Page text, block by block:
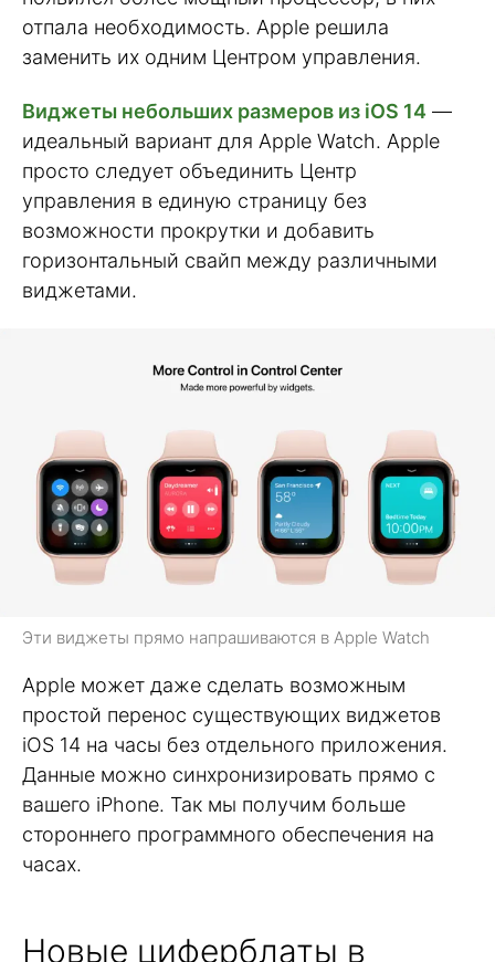
отпала необходимость. Apple решила
заменить их одним Центром управления.
Виджеты небольших размеров из iOS 14 —
идеальный вариант для Apple Watch. Apple
просто следует объединить Центр
управления в единую страницу без
возможности прокрутки и добавить
горизонтальный свайп между различными
виджетами.
Эти виджеты прямо напрашиваются в Apple Watch
Apple может даже сделать возможным
простой перенос существующих виджетов
iOS 14 на часы без отдельного приложения.
Данные можно синхронизировать прямо с
вашего iPhone. Так мы получим больше
стороннего программного обеспечения на
часах.
Новые циферблаты в